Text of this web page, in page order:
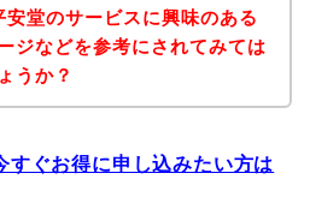
安堂のサービスに興味のある
ジなどを参考にされてみては
うか？
すぐお得に申し込みたい方は